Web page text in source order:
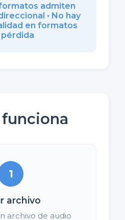
admiten
• No hay
en formatos
pérdida
1
archivo
archivo de audio